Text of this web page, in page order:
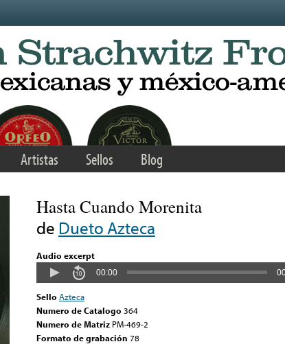
Artistas Sellos Blog
Hasta Cuando Morenita
de Dueto Azteca
Audio excerpt
00:00
Sello Azteca
Numero de Catalogo 364
Numero de Matriz PM-469-2
Formato de grabación 78